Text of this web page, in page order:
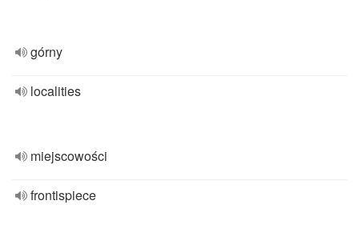
górny
localities
miejscowości
frontispiece